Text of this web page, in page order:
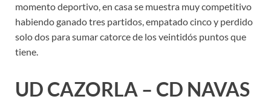
momento deportivo, en casa se muestra muy competitivo
habiendo ganado tres partidos, empatado cinco y perdido
solo dos para sumar catorce de los veintidós puntos que
tiene.
UD CAZORLA – CD NAVAS